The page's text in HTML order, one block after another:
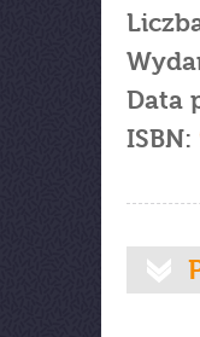
Data
ISBN: